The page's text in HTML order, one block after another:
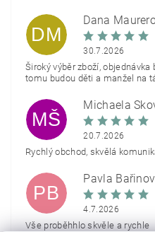
DM
Dana
30.7.2026
Široký výběr zboží,
tomu budou děti a manžel na
MŠ
Michaela
20.7.2026
Rychlý obchod, skvělá
PB
Pavla
4.7.2026
Vše proběhhlo skvěle a rychle